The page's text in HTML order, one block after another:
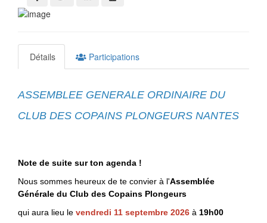
Détails Participations
ASSEMBLEE GENERALE ORDINAIRE DU
CLUB DES COPAINS PLONGEURS NANTES
Note de suite sur ton agenda !
Nous sommes heureux de te convier à l'Assemblée
Générale du Club des Copains Plongeurs
qui aura lieu le vendredi 11 septembre 2026 à 19h00